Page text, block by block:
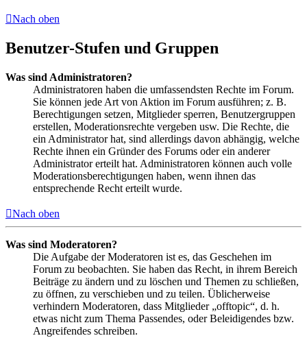
Nach oben
Benutzer-Stufen und Gruppen
Was sind Administratoren?
Administratoren haben die umfassendsten Rechte im Forum.
Sie können jede Art von Aktion im Forum ausführen; z. B.
Berechtigungen setzen, Mitglieder sperren, Benutzergruppen
erstellen, Moderationsrechte vergeben usw. Die Rechte, die
ein Administrator hat, sind allerdings davon abhängig, welche
Rechte ihnen ein Gründer des Forums oder ein anderer
Administrator erteilt hat. Administratoren können auch volle
Moderationsberechtigungen haben, wenn ihnen das
entsprechende Recht erteilt wurde.
Nach oben
Was sind Moderatoren?
Die Aufgabe der Moderatoren ist es, das Geschehen im
Forum zu beobachten. Sie haben das Recht, in ihrem Bereich
Beiträge zu ändern und zu löschen und Themen zu schließen,
zu öffnen, zu verschieben und zu teilen. Üblicherweise
verhindern Moderatoren, dass Mitglieder „offtopic“, d. h.
etwas nicht zum Thema Passendes, oder Beleidigendes bzw.
Angreifendes schreiben.